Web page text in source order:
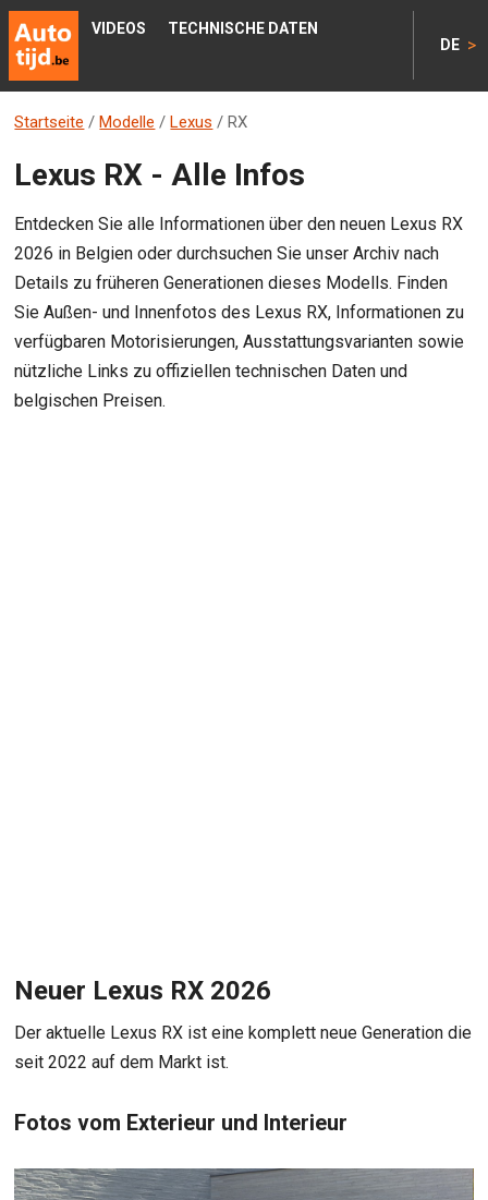
VIDEOS
TECHNISCHE DATEN
DE >
Startseite / Modelle / Lexus / RX
Lexus RX - Alle Infos
Entdecken Sie alle Informationen über den neuen Lexus RX
2026 in Belgien oder durchsuchen Sie unser Archiv nach
Details zu früheren Generationen dieses Modells. Finden
Sie Außen- und Innenfotos des Lexus RX, Informationen zu
verfügbaren Motorisierungen, Ausstattungsvarianten sowie
nützliche Links zu offiziellen technischen Daten und
belgischen Preisen.
Neuer Lexus RX 2026
Der aktuelle Lexus RX ist eine komplett neue Generation die
seit 2022 auf dem Markt ist.
Fotos vom Exterieur und Interieur